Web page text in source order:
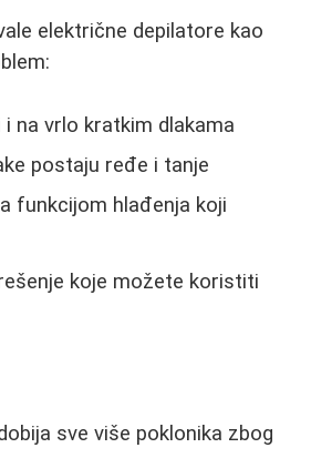
električne depilatore kao
na vrlo kratkim dlakama
postaju ređe i tanje
funkcijom hlađenja koji
koje možete koristiti
sve više poklonika zbog